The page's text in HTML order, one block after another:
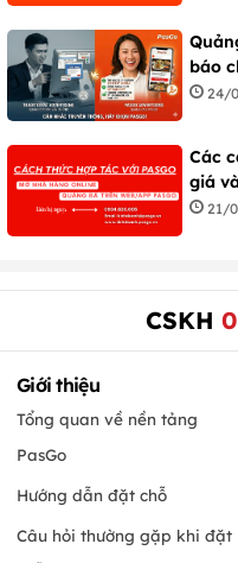
báo
24/
Các
giá
21/
CSKH
Giới thiệu
Tổng quan về nền tảng
PasGo
Hướng dẫn đặt chỗ
Câu hỏi thường gặp khi đặt